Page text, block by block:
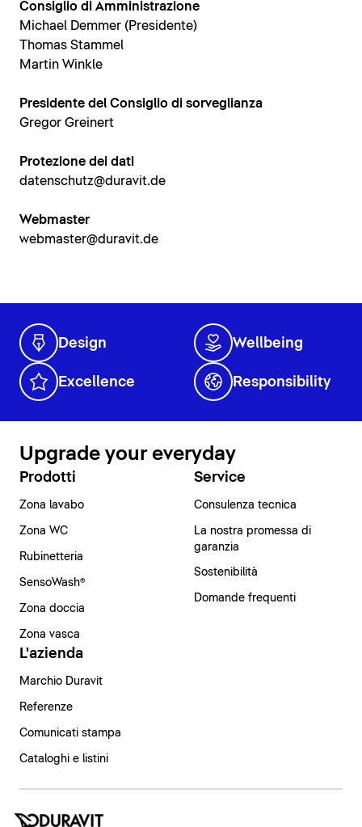
Consiglio di Amministrazione
Michael Demmer (Presidente)
Thomas Stammel
Martin Winkle
Presidente del Consiglio di sorveglianza
Gregor Greinert
Protezione dei dati
datenschutz@duravit.de
Webmaster
webmaster@duravit.de
Design Wellbeing
Excellence Responsibility
Upgrade your everyday
Prodotti
Zona lavabo
Zona WC
Rubinetteria
SensoWash®
Zona doccia
Zona vasca
Service
Consulenza tecnica
La nostra promessa di
garanzia
Sostenibilità
Domande frequenti
L'azienda
Marchio Duravit
Referenze
Comunicati stampa
Cataloghi e listini